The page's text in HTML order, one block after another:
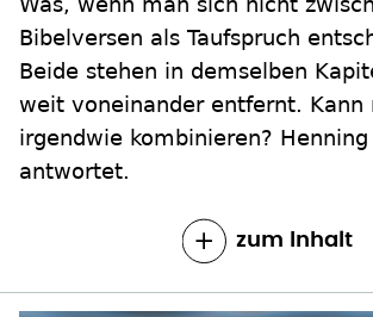
Bibelversen als Taufspruch
Beide stehen in demselben
weit voneinander entfernt. Kann
irgendwie kombinieren? Henning
antwortet.
zum Inhalt